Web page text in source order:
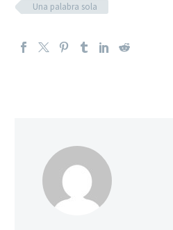
Una palabra sola